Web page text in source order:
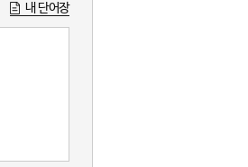
내 단어장